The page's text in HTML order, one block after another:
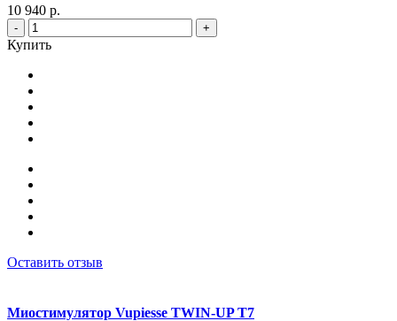
10 940 р.
- +
Купить
Оставить отзыв
Миостимулятор Vupiesse TWIN-UP T7